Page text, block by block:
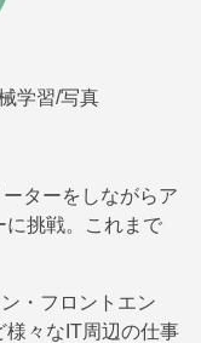
学習/写真
ターをしながらア
に挑戦。これまで
・フロントエン
様々なIT周辺の仕事